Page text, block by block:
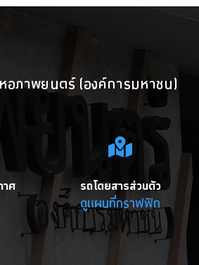
อภาพยนตร์ (องค์การมหาชน)
าศ รถโดยสารส่วนตัว
ดูแผนที่กราฟฟิก